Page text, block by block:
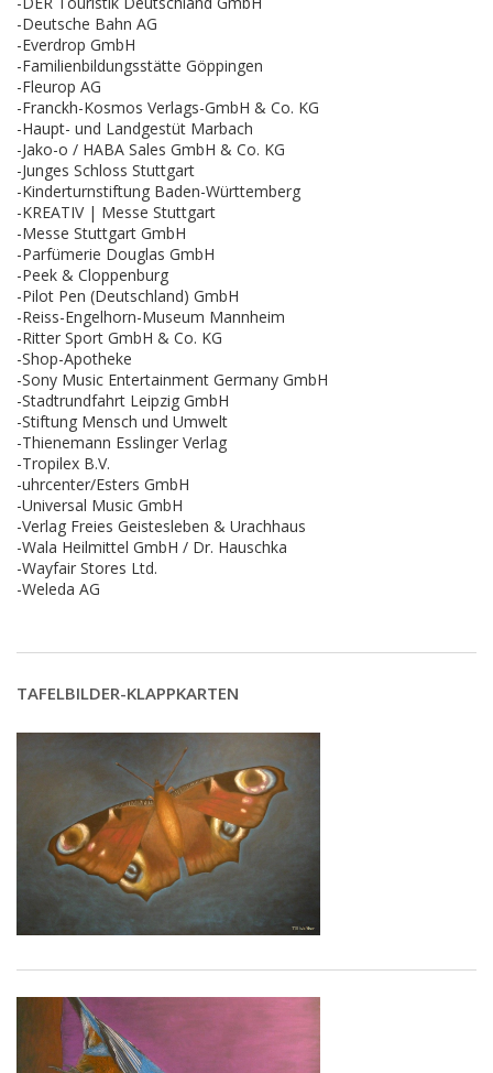
-Deutsche Bahn AG
-Everdrop GmbH
-Familienbildungsstätte Göppingen
-Fleurop AG
-Franckh-Kosmos Verlags-GmbH & Co. KG
-Haupt- und Landgestüt Marbach
-Jako-o / HABA Sales GmbH & Co. KG
-Junges Schloss Stuttgart
-Kinderturnstiftung Baden-Württemberg
-KREATIV | Messe Stuttgart
-Messe Stuttgart GmbH
-Parfümerie Douglas GmbH
-Peek & Cloppenburg
-Pilot Pen (Deutschland) GmbH
-Reiss-Engelhorn-Museum Mannheim
-Ritter Sport GmbH & Co. KG
-Shop-Apotheke
-Sony Music Entertainment Germany GmbH
-Stadtrundfahrt Leipzig GmbH
-Stiftung Mensch und Umwelt
-Thienemann Esslinger Verlag
-Tropilex B.V.
-uhrcenter/Esters GmbH
-Universal Music GmbH
-Verlag Freies Geistesleben & Urachhaus
-Wala Heilmittel GmbH / Dr. Hauschka
-Wayfair Stores Ltd.
-Weleda AG
TAFELBILDER-KLAPPKARTEN